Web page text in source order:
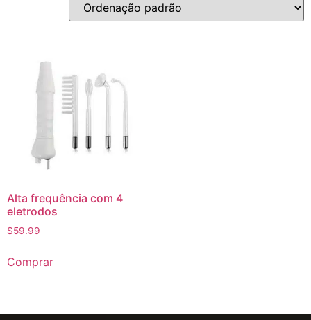
Alta frequência com 4
eletrodos
$59.99
Comprar